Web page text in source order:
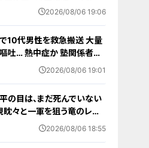
え判断｣ 夏季連休明けの17日
2026/08/06 19:06
10代男性を救急搬送 大量
吐… 熱中症か 塾関係者が
通報 名古屋 2026/08/06 19:01
の目は、まだ死んでいない
眈々と一軍を狙う竜のレジ
明かした現状とドラゴンズ
2026/08/06 18:55